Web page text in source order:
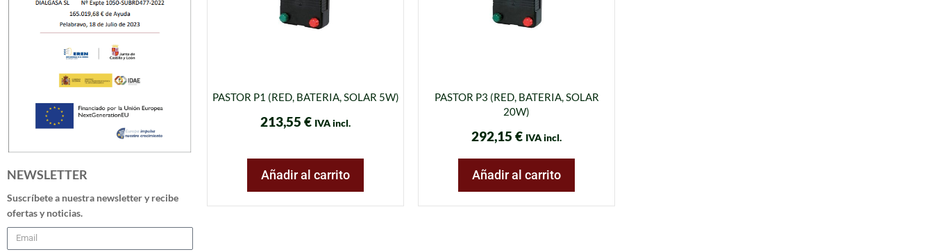
NEWSLETTER
Suscríbete a nuestra newsletter y recibe
ofertas y noticias.
PASTOR P1 (RED, BATERIA, SOLAR 5W)
213,55 € IVA incl.
Añadir al carrito
PASTOR P3 (RED, BATERIA, SOLAR
20W)
292,15 € IVA incl.
Añadir al carrito